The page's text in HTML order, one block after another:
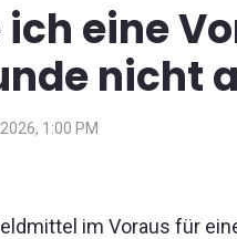
ich eine
nicht
1:00 PM
im Voraus für